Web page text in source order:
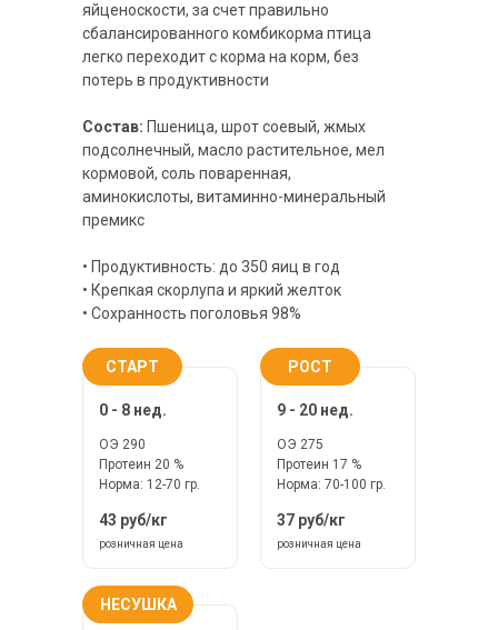
яйценоскости, за счет правильно
сбалансированного комбикорма птица
легко переходит с корма на корм, без
потерь в продуктивности
Состав: Пшеница, шрот соевый, жмых
подсолнечный, масло растительное, мел
кормовой, соль поваренная,
аминокислоты, витаминно-минеральный
премикс
• Продуктивность: до 350 яиц в год
• Крепкая скорлупа и яркий желток
• Сохранность поголовья 98%
СТАРТ
0 - 8 нед.
ОЭ 290
Протеин 20 %
Норма: 12-70 гр.
43 руб/кг
розничная цена
РОСТ
9 - 20 нед.
ОЭ 275
Протеин 17 %
Норма: 70-100 гр.
37 руб/кг
розничная цена
НЕСУШКА